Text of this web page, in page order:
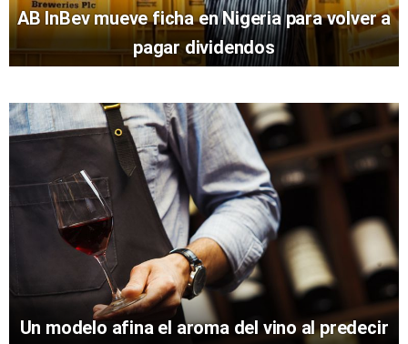
AB InBev mueve ficha en Nigeria para volver a
pagar dividendos
Un modelo afina el aroma del vino al predecir